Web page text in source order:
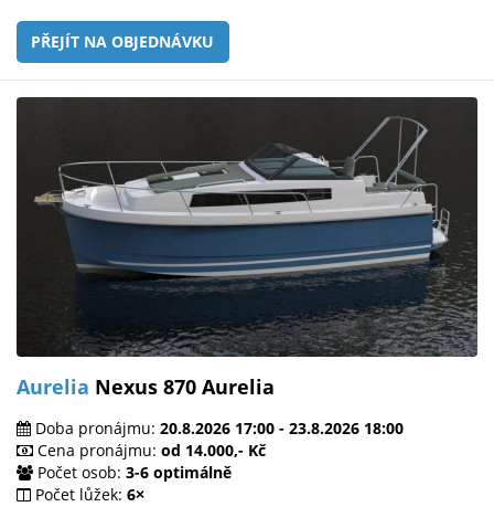
PŘEJÍT NA OBJEDNÁVKU
Aurelia Nexus 870 Aurelia
Doba pronájmu: 20.8.2026 17:00 - 23.8.2026 18:00
Cena pronájmu: od 14.000,- Kč
Počet osob: 3-6 optimálně
Počet lůžek: 6×